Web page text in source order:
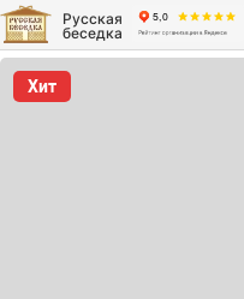
Русская
беседка
Хит